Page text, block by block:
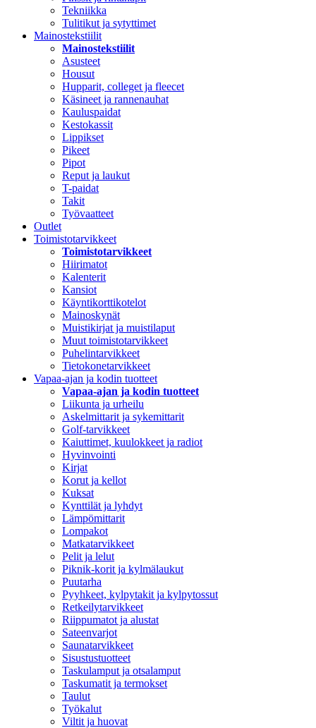
Tekniikka
Tulitikut ja sytyttimet
Mainostekstiilit
Mainostekstiilit
Asusteet
Housut
Hupparit, colleget ja fleecet
Käsineet ja rannenauhat
Kauluspaidat
Kestokassit
Lippikset
Pikeet
Pipot
Reput ja laukut
T-paidat
Takit
Työvaatteet
Outlet
Toimistotarvikkeet
Toimistotarvikkeet
Hiirimatot
Kalenterit
Kansiot
Käyntikorttikotelot
Mainoskynät
Muistikirjat ja muistilaput
Muut toimistotarvikkeet
Puhelintarvikkeet
Tietokonetarvikkeet
Vapaa-ajan ja kodin tuotteet
Vapaa-ajan ja kodin tuotteet
Liikunta ja urheilu
Askelmittarit ja sykemittarit
Golf-tarvikkeet
Kaiuttimet, kuulokkeet ja radiot
Hyvinvointi
Kirjat
Korut ja kellot
Kuksat
Kynttilät ja lyhdyt
Lämpömittarit
Lompakot
Matkatarvikkeet
Pelit ja lelut
Piknik-korit ja kylmälaukut
Puutarha
Pyyhkeet, kylpytakit ja kylpytossut
Retkeilytarvikkeet
Riippumatot ja alustat
Sateenvarjot
Saunatarvikkeet
Sisustustuotteet
Taskulamput ja otsalamput
Taskumatit ja termokset
Taulut
Työkalut
Viltit ja huovat